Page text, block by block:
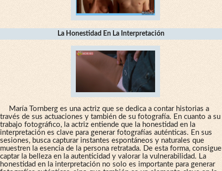
La Honestidad En La Interpretación
María Tornberg es una actriz que se dedica a contar historias a
través de sus actuaciones y también de su fotografía. En cuanto a su
trabajo fotográfico, la actriz entiende que la honestidad en la
interpretación es clave para generar fotografías auténticas. En sus
sesiones, busca capturar instantes espontáneos y naturales que
muestren la esencia de la persona retratada. De esta forma, consigue
captar la belleza en la autenticidad y valorar la vulnerabilidad. La
honestidad en la interpretación no solo es importante para generar